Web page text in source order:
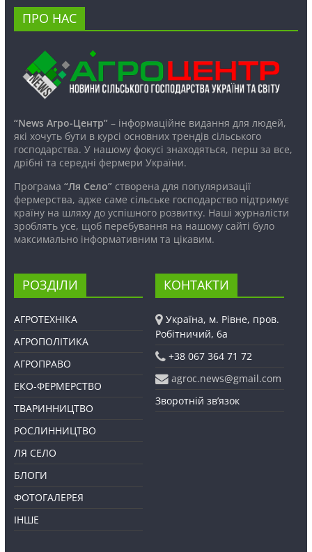
ПРО НАС
“News Агро-Центр”– інформаційне видання для людей,
які хочуть бути в курсі основних трендів сільського
господарства. У нашому фокусі знаходяться, перш за все,
дрібні та середні фермери України.
Програма “Ля Село”створена для популяризації
фермерства, адже саме сільське господарство підтримує
країну на шляху до успішного розвитку. Наші журналісти
зроблять усе, щоб перебування на нашому сайті було
максимально інформативним та цікавим.
РОЗДІЛИ
АГРОТЕХНІКА
АГРОПОЛІТИКА
АГРОПРАВО
ЕКО-ФЕРМЕРСТВО
ТВАРИННИЦТВО
РОСЛИННИЦТВО
ЛЯ СЕЛО
БЛОГИ
ФОТОГАЛЕРЕЯ
ІНШЕ
КОНТАКТИ
Україна, м. Рівне, пров.
Робітничий, 6а
+38 067 364 71 72
agroc.news@gmail.com
Зворотній зв’язок